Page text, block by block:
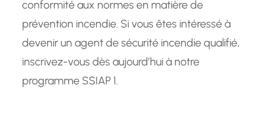
conformité aux normes en matière de
prévention incendie. Si vous êtes intéressé à
devenir un agent de sécurité incendie qualifié,
inscrivez-vous dès aujourd’hui à notre
programme SSIAP 1.